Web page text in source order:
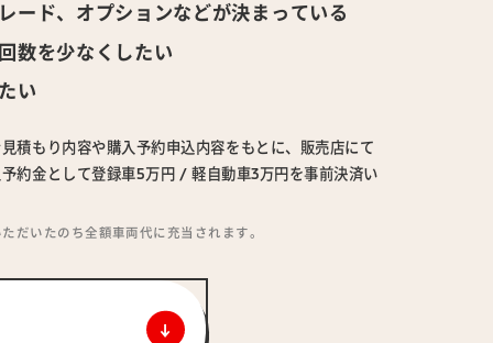
ード、オプションなどが決まっている
数を少なくしたい
い
積もり内容や購入予約申込内容をもとに、販売店にて
約金として登録車5万円 / 軽自動車3万円を事前決済い
だいたのち全額車両代に充当されます。